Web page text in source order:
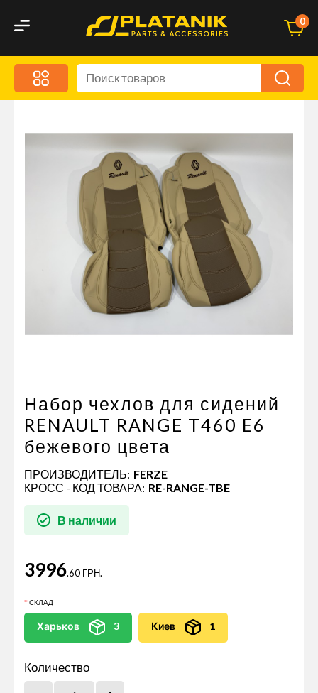
0
Меню
Акционные предложения
Дорожная кухня
Автохимия и уход
Оптика и светотехника
Брызговики
Запчасти кузова и зеркала
Малый коммерческий транспорт
Маркировочные знаки и светоотражатели
Оснащение прицепов
Автономное отопление и
кондиционировани
Стяжные ремни и тросы
Набор чехлов для сидений
RENAULT RANGE T460 E6
бежевого цвета
ПРОИЗВОДИТЕЛЬ: FERZE
КРОСС - КОД ТОВАРА: RE-RANGE-TBE
В наличии
3996.60 ГРН.
СКЛАД
Харьков 3 Киев 1
Количество